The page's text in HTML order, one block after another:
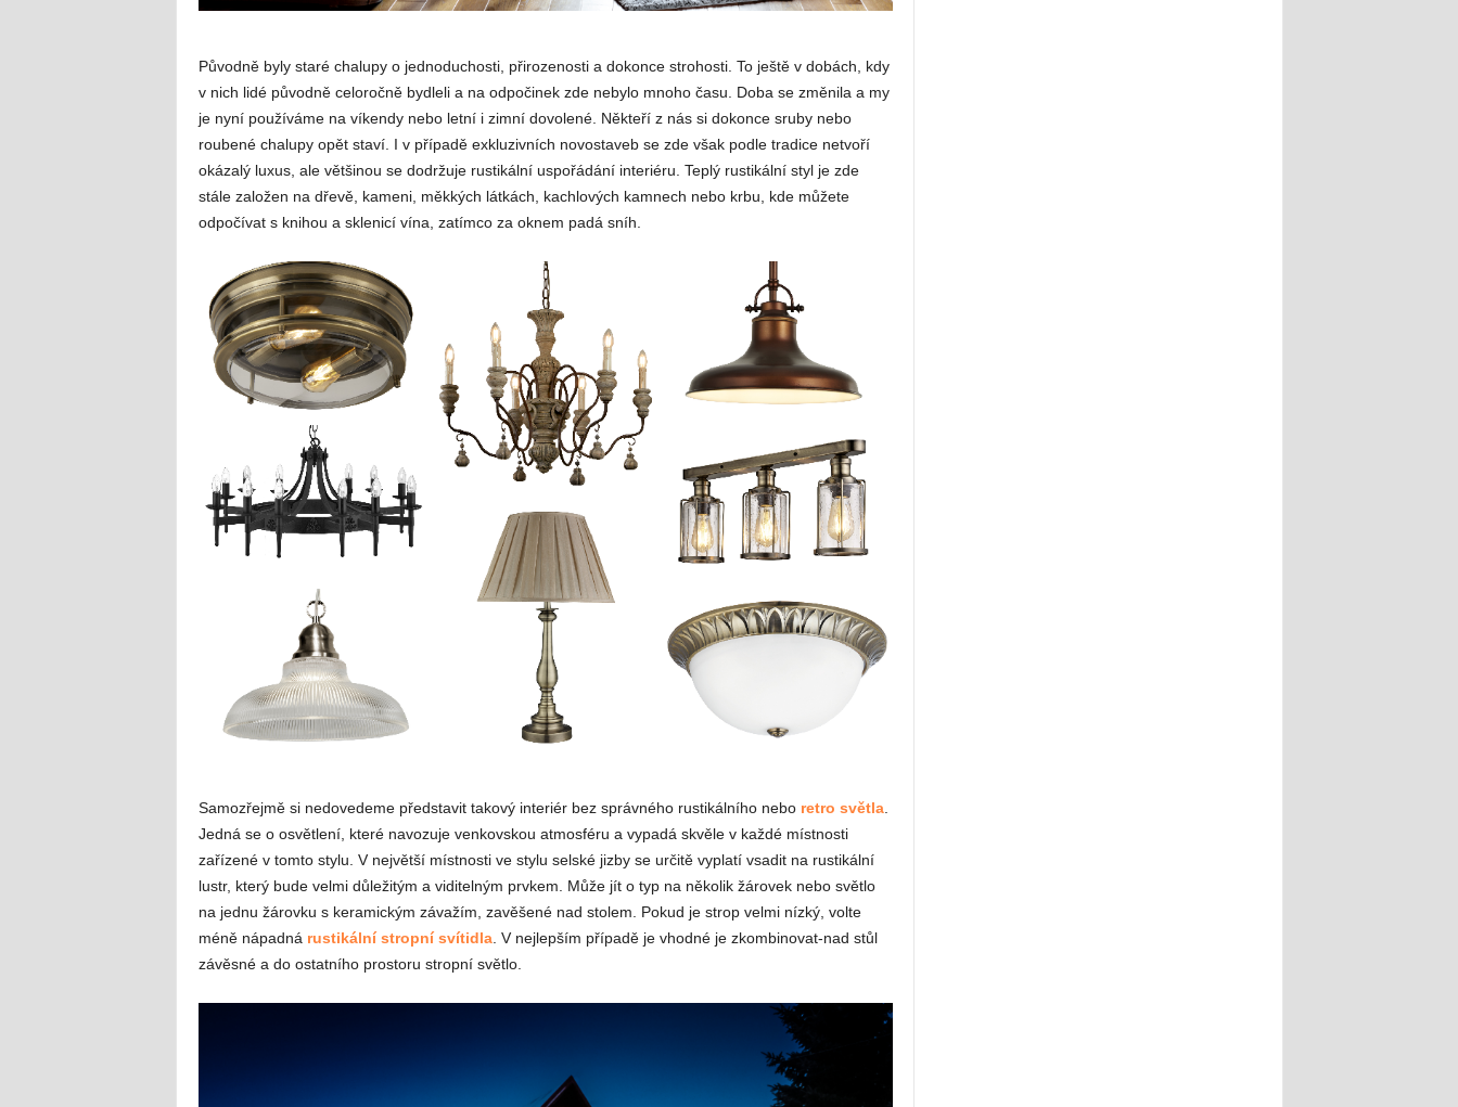
Původně byly staré chalupy o jednoduchosti, přirozenosti a dokonce strohosti. To ještě v dobách, kdy
v nich lidé původně celoročně bydleli a na odpočinek zde nebylo mnoho času. Doba se změnila a my
je nyní používáme na víkendy nebo letní i zimní dovolené. Někteří z nás si dokonce sruby nebo
roubené chalupy opět staví. I v případě exkluzivních novostaveb se zde však podle tradice netvoří
okázalý luxus, ale většinou se dodržuje rustikální uspořádání interiéru. Teplý rustikální styl je zde
stále založen na dřevě, kameni, měkkých látkách, kachlových kamnech nebo krbu, kde můžete
odpočívat s knihou a sklenicí vína, zatímco za oknem padá sníh.
Samozřejmě si nedovedeme představit takový interiér bez správného rustikálního nebo retro světla.
Jedná se o osvětlení, které navozuje venkovskou atmosféru a vypadá skvěle v každé místnosti
zařízené v tomto stylu. V největší místnosti ve stylu selské jizby se určitě vyplatí vsadit na rustikální
lustr, který bude velmi důležitým a viditelným prvkem. Může jít o typ na několik žárovek nebo světlo
na jednu žárovku s keramickým závažím, zavěšené nad stolem. Pokud je strop velmi nízký, volte
méně nápadná rustikální stropní svítidla. V nejlepším případě je vhodné je zkombinovat-nad stůl
závěsné a do ostatního prostoru stropní světlo.